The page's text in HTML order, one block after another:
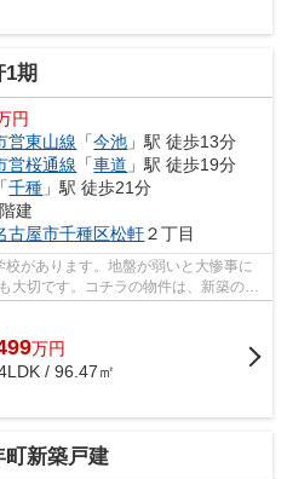
期
円
営東山線 「今池 」駅 徒歩13分
営桜通線 「車道 」駅 徒歩19分
「千種 」駅 徒歩21分
建
古屋市千種区松軒２丁目
があります。地盤が弱いと大惨事に
大切です。コチラの物件は、新築の戸
万円
/ 96.47㎡
新築戸建